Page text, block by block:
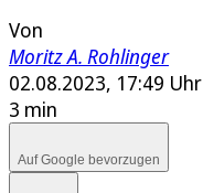
Von
Moritz A. Rohlinger
02.08.2023, 17:49 Uhr
3 min
Auf Google bevorzugen